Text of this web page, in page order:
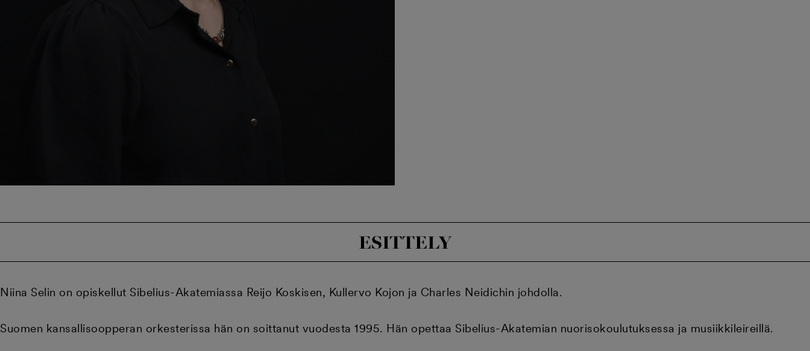
ESITTELY
Niina Selin on opiskellut Sibelius-Akatemiassa Reijo Koskisen, Kullervo Kojon ja Charles Neidichin johdolla.
Suomen kansallisoopperan orkesterissa hän on soittanut vuodesta 1995. Hän opettaa Sibelius-Akatemian nuorisokoulutuksessa ja musiikkileireillä.